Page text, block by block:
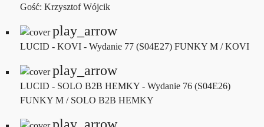
Gość: Krzysztof Wójcik
play_arrow
LUCID - KOVI - Wydanie 77 (S04E27) FUNKY M / KOVI
play_arrow
LUCID - SOLO B2B HEMKY - Wydanie 76 (S04E26)
FUNKY M / SOLO B2B HEMKY
play_arrow